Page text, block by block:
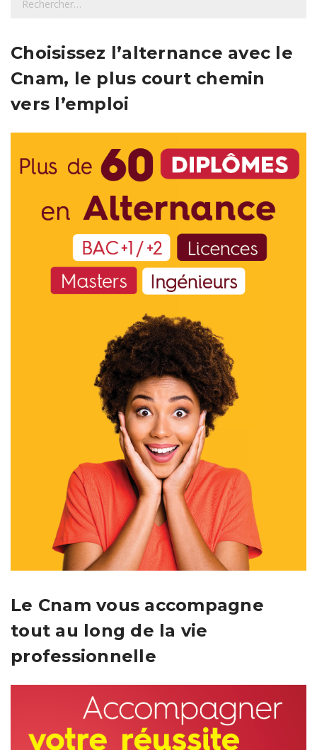
h
r
c
e
Choisissez l’alternance avec le
Cnam, le plus court chemin
vers l’emploi
Le Cnam vous accompagne
tout au long de la vie
professionnelle